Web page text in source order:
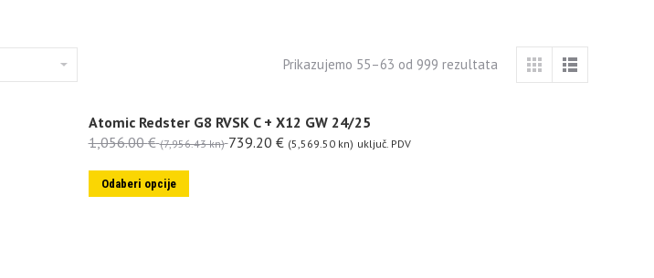
Prikazujemo 55–63 od 999 rezultata
Atomic Redster G8 RVSK C + X12 GW 24/25
1,056.00€ (7,956.43 kn) 739.20 € (5,569.50 kn) uključ. PDV
Odaberi opcije